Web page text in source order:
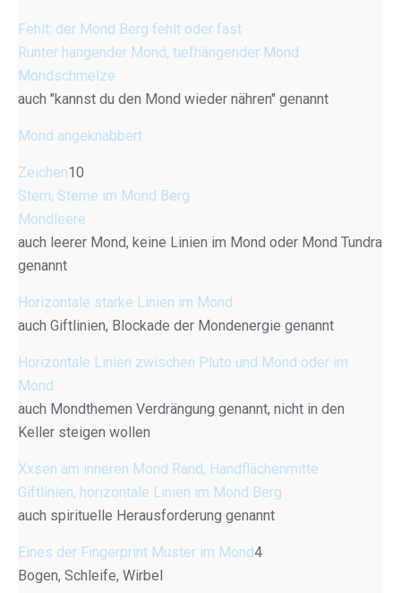
Fehlt: der Mond Berg fehlt oder fast
Runter hängender Mond, tiefhängender Mond
Mondschmelze
auch "kannst du den Mond wieder nähren" genannt
Mond angeknabbert
Zeichen10
Stern, Sterne im Mond Berg
Mondleere
auch leerer Mond, keine Linien im Mond oder Mond Tundra
genannt
Horizontale starke Linien im Mond
auch Giftlinien, Blockade der Mondenergie genannt
Horizontale Linien zwischen Pluto und Mond oder im
Mond
auch Mondthemen Verdrängung genannt, nicht in den
Keller steigen wollen
Xxsen am inneren Mond Rand, Handflächenmitte
Giftlinien, horizontale Linien im Mond Berg
auch spirituelle Herausforderung genannt
Eines der Fingerprint Muster im Mond4
Bogen, Schleife, Wirbel